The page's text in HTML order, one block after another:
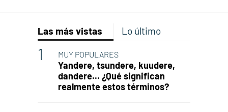
Las más vistas Lo último
MUY POPULARES
Yandere, tsundere, kuudere,
dandere... ¿Qué significan
realmente estos términos?